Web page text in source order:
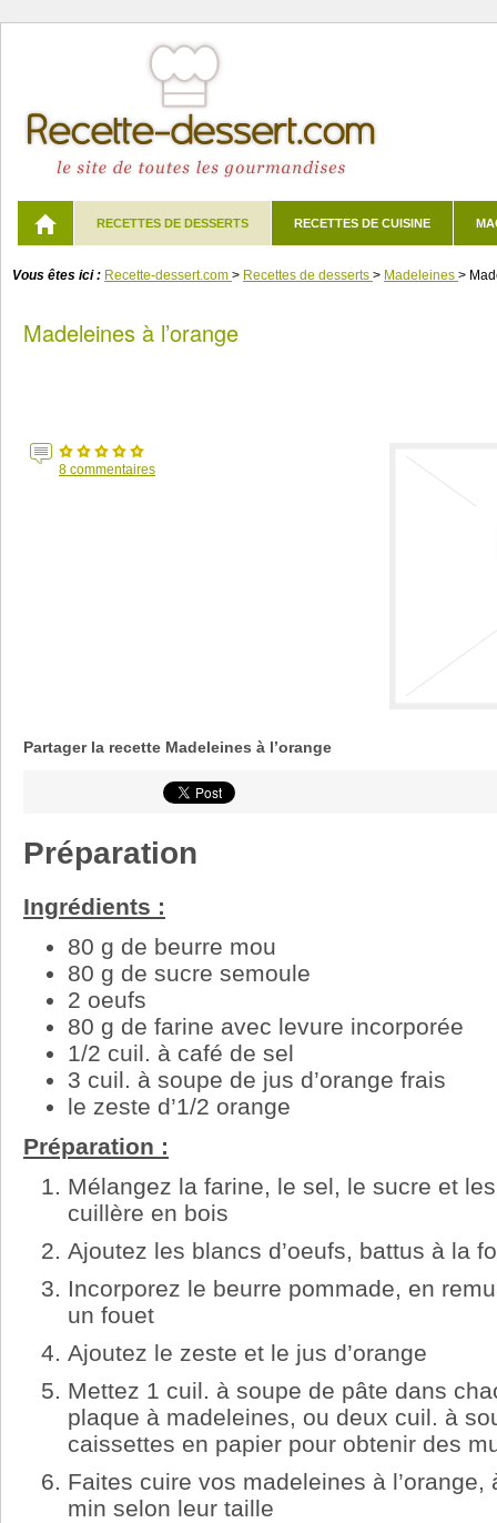
RECETTES DE DESSERTS RECETTES DE CUISINE
Vous êtes ici : Recette-dessert.com > Recettes de desserts > Madeleines >
Madeleines à l’orange
8 commentaires
Partager la recette Madeleines à l’orange
Préparation
Ingrédients :
80 g de beurre mou
80 g de sucre semoule
2 oeufs
80 g de farine avec levure incorporée
1/2 cuil. à café de sel
3 cuil. à soupe de jus d’orange frais
le zeste d’1/2 orange
Préparation :
Mélangez la farine, le sel, le sucre et
cuillère en bois
Ajoutez les blancs d’oeufs, battus à la
Incorporez le beurre pommade, en
un fouet
Ajoutez le zeste et le jus d’orange
Mettez 1 cuil. à soupe de pâte dans
plaque à madeleines, ou deux cuil. à
caissettes en papier pour obtenir des
Faites cuire vos madeleines à l’orange,
min selon leur taille